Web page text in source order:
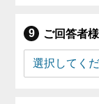
ご回答者